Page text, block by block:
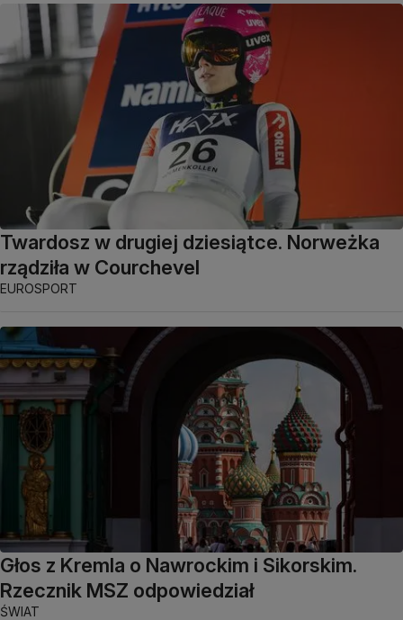
Twardosz w drugiej dziesiątce. Norweżka
rządziła w Courchevel
EUROSPORT
Głos z Kremla o Nawrockim i Sikorskim.
Rzecznik MSZ odpowiedział
ŚWIAT